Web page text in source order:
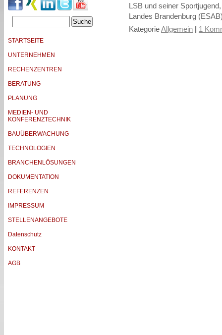
STARTSEITE
UNTERNEHMEN
RECHENZENTREN
BERATUNG
PLANUNG
MEDIEN- UND
KONFERENZTECHNIK
BAUÜBERWACHUNG
TECHNOLOGIEN
BRANCHENLÖSUNGEN
DOKUMENTATION
REFERENZEN
IMPRESSUM
STELLENANGEBOTE
Datenschutz
KONTAKT
AGB
LSB und seiner
Landes Brandenburg
KategorieAllgemein | 1